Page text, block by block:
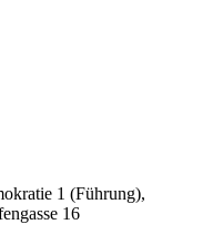
1 (Führung),
16